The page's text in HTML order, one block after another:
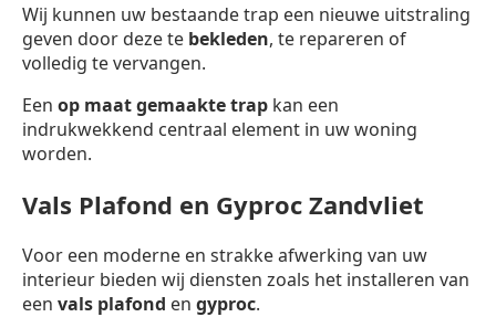
Wij kunnen uw bestaande trap een nieuwe uitstraling
geven door deze te bekleden, te repareren of
volledig te vervangen.
Een op maat gemaakte trap kan een
indrukwekkend centraal element in uw woning
worden.
Vals Plafond en Gyproc Zandvliet
Voor een moderne en strakke afwerking van uw
interieur bieden wij diensten zoals het installeren van
een vals plafond en gyproc.